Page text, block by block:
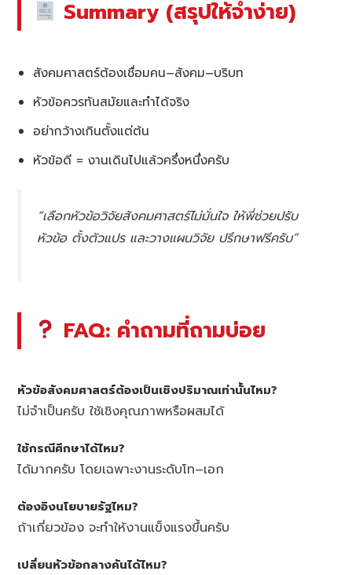
Summary (สรุปให้จำง่าย)
สังคมศาสตร์ต้องเชื่อมคน–สังคม–บริบท
หัวข้อควรทันสมัยและทำได้จริง
อย่ากว้างเกินตั้งแต่ต้น
หัวข้อดี = งานเดินไปแล้วครึ่งหนึ่งครับ
“เลือกหัวข้อวิจัยสังคมศาสตร์ไม่มั่นใจ ให้พี่ช่วยปรับ
หัวข้อ ตั้งตัวแปร และวางแผนวิจัย ปรึกษาฟรีครับ”
FAQ: คำถามที่ถามบ่อย
หัวข้อสังคมศาสตร์ต้องเป็นเชิงปริมาณเท่านั้นไหม?
ไม่จำเป็นครับ ใช้เชิงคุณภาพหรือผสมได้
ใช้กรณีศึกษาได้ไหม?
ได้มากครับ โดยเฉพาะงานระดับโท–เอก
ต้องอิงนโยบายรัฐไหม?
ถ้าเกี่ยวข้อง จะทำให้งานแข็งแรงขึ้นครับ
เปลี่ยนหัวข้อกลางคันได้ไหม?